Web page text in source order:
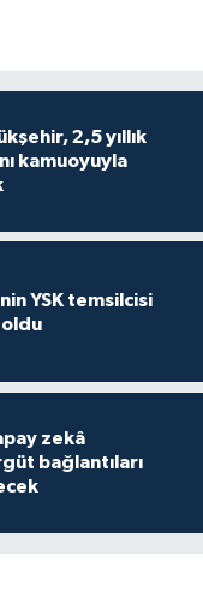
2,5 yıllık
kamuoyuyla
YSK temsilcisi
zekâ
bağlantıları